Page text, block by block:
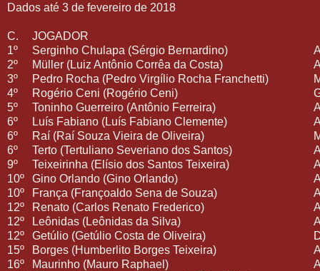
Dados até 3 de fevereiro de 2018
C.
JOGADOR
1º
Serginho Chulapa (Sérgio Bernardino)
2º
Müller (Luiz Antônio Corrêa da Costa)
3º
Pedro Rocha (Pedro Virgílio Rocha Franchetti)
4º
Rogério Ceni (Rogério Ceni)
5º
Toninho Guerreiro (Antônio Ferreira)
6º
Luís Fabiano (Luís Fabiano Clemente)
6º
Raí (Raí Souza Vieira de Oliveira)
6º
Terto (Tertuliano Severiano dos Santos)
9º
Teixeirinha (Elísio dos Santos Teixeira)
10º
Gino Orlando (Gino Orlando)
10º
França (Françoaldo Sena de Souza)
12º
Renato (Carlos Renato Frederico)
12º
Leônidas (Leônidas da Silva)
12º
Getúlio (Getúlio Costa de Oliveira)
15º
Borges (Humberlito Borges Teixeira)
16º
Maurinho (Mauro Raphael)